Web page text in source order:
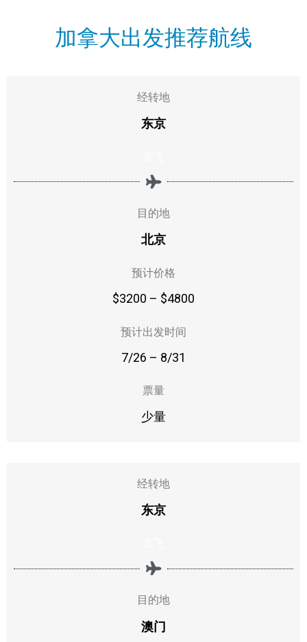
加拿大出发推荐航线
经转地
东京
目的地
北京
预计价格
$3200 – $4800
预计出发时间
7/26 – 8/31
票量
少量
经转地
东京
目的地
澳门
Subscribe To
Our Newsletter!